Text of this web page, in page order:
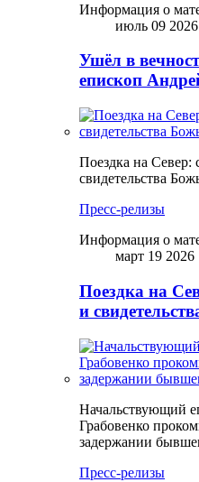
Информация о
июль 09 2026
Ушёл в
епископ
Поездка на Север:
свидетельства
Пресс-релизы
Информация о
март 19 2026
Поездка на
и
Начальствующий
Грабовенко
задержании
Пресс-релизы